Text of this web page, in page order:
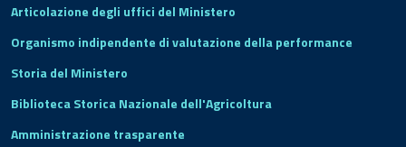
Articolazione degli uffici del Ministero
Organismo indipendente di valutazione della performance
Storia del Ministero
Biblioteca Storica Nazionale dell'Agricoltura
Amministrazione trasparente